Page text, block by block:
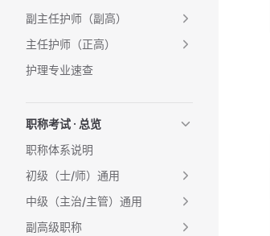
副主任护师（副高）
主任护师（正高）
护理专业速查
职称考试 · 总览
职称体系说明
初级（士/师）通用
中级（主治/主管）通用
副高级职称